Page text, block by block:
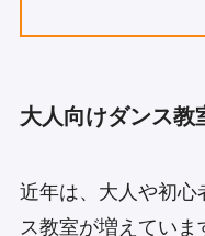
大人向けダンス教
近年は、大人や初心
ス教室が増えていま